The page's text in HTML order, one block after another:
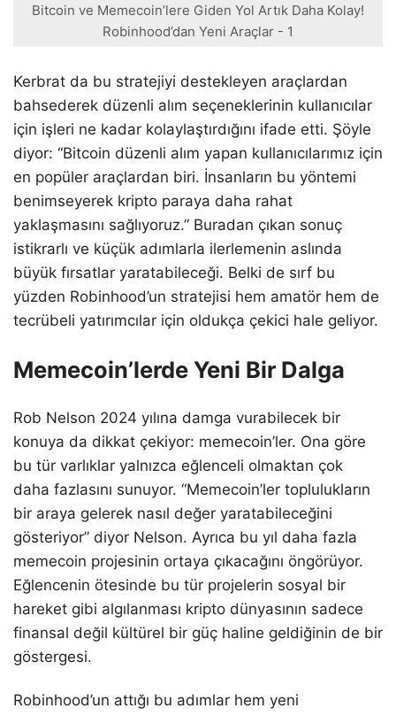
Bitcoin ve Memecoin’lere Giden Yol Artık Daha Kolay!
Robinhood’dan Yeni Araçlar - 1
Kerbrat da bu stratejiyi destekleyen araçlardan
bahsederek düzenli alım seçeneklerinin kullanıcılar
için işleri ne kadar kolaylaştırdığını ifade etti. Şöyle
diyor: “Bitcoin düzenli alım yapan kullanıcılarımız için
en popüler araçlardan biri. İnsanların bu yöntemi
benimseyerek kripto paraya daha rahat
yaklaşmasını sağlıyoruz.” Buradan çıkan sonuç
istikrarlı ve küçük adımlarla ilerlemenin aslında
büyük fırsatlar yaratabileceği. Belki de sırf bu
yüzden Robinhood’un stratejisi hem amatör hem de
tecrübeli yatırımcılar için oldukça çekici hale geliyor.
Memecoin’lerde Yeni Bir Dalga
Rob Nelson 2024 yılına damga vurabilecek bir
konuya da dikkat çekiyor: memecoin’ler. Ona göre
bu tür varlıklar yalnızca eğlenceli olmaktan çok
daha fazlasını sunuyor. “Memecoin’ler toplulukların
bir araya gelerek nasıl değer yaratabileceğini
gösteriyor” diyor Nelson. Ayrıca bu yıl daha fazla
memecoin projesinin ortaya çıkacağını öngörüyor.
Eğlencenin ötesinde bu tür projelerin sosyal bir
hareket gibi algılanması kripto dünyasının sadece
finansal değil kültürel bir güç haline geldiğinin de bir
göstergesi.
Robinhood’un attığı bu adımlar hem yeni